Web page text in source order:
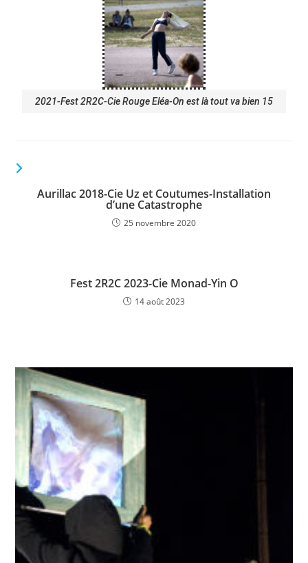
2021-Fest 2R2C-Cie Rouge Eléa-On est là tout va bien 15
Aurillac 2018-Cie Uz et Coutumes-Installation
d’une Catastrophe
25 novembre 2020
Fest 2R2C 2023-Cie Monad-Yin O
14 août 2023